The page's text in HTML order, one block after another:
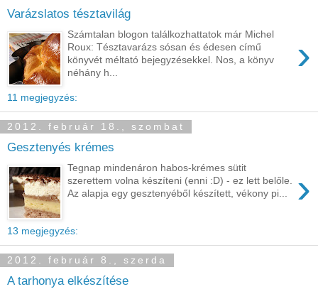
Varázslatos tésztavilág
›
Számtalan blogon találkozhattatok már Michel
Roux: Tésztavarázs sósan és édesen című
könyvét méltató bejegyzésekkel. Nos, a könyv
néhány h...
11 megjegyzés:
2012. február 18., szombat
Gesztenyés krémes
›
Tegnap mindenáron habos-krémes sütit
szerettem volna készíteni (enni :D) - ez lett belőle.
Az alapja egy gesztenyéből készített, vékony pi...
13 megjegyzés:
2012. február 8., szerda
A tarhonya elkészítése